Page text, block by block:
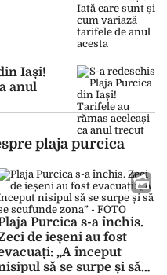
Iași!
anul
plaja purcica
Purcica s-a închis.
de ieșeni au fost
„A început
să se surpe și să